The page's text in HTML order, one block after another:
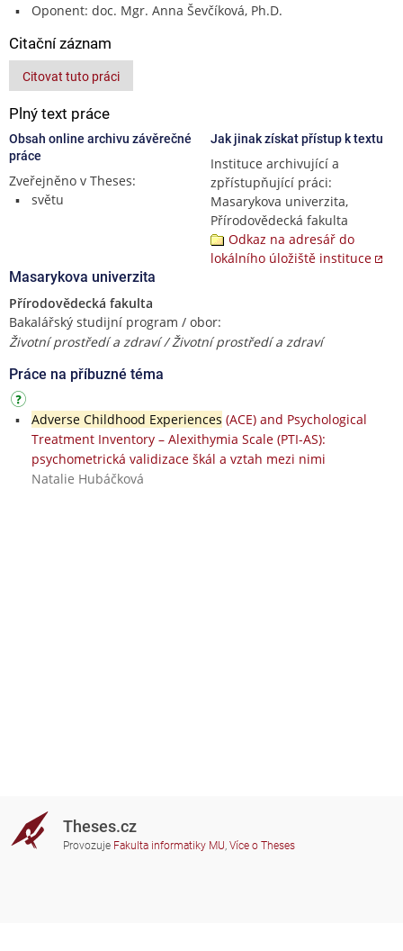
Oponent: doc. Mgr. Anna Ševčíková, Ph.D.
Citační záznam
Citovat tuto práci
Plný text práce
Obsah online archivu závěrečné
práce
Zveřejněno v Theses:
světu
Jak jinak získat přístup k textu
Instituce archivující a
zpřístupňující práci:
Masarykova univerzita,
Přírodovědecká fakulta
Odkaz na adresář do
lokálního úložiště instituce
Masarykova univerzita
Přírodovědecká fakulta
Bakalářský studijní program / obor:
Životní prostředí a zdraví / Životní prostředí a zdraví
Práce na příbuzné téma
Adverse Childhood Experiences (ACE) and Psychological
Treatment Inventory – Alexithymia Scale (PTI-AS):
psychometrická validizace škál a vztah mezi nimi
Natalie Hubáčková
Theses.cz
Provozuje Fakulta informatiky MU, Více o Theses